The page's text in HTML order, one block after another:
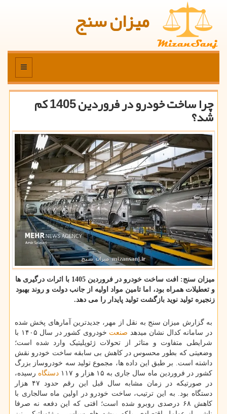
میزان سنج
منو
چرا ساخت خودرو در فروردین 1405 کم
شد؟
میزان سنج: افت ساخت خودرو در فروردین 1405 با اثرات درگیری ها
و تعطیلات همراه بود، اما تامین مواد اولیه از جانب دولت و روند بهبود
زنجیره تولید نوید بازگشت تولید پایدار را می دهد.
به گزارش میزان سنج به نقل از مهر، جدیدترین آمارهای پخش شده
در سامانه کدال نشان میدهد صنعت
خودروی کشور در سال ۱۴۰۵ با
شرایطی متفاوت و متاثر از تحولات ژئوپلیتیک وارد شده است؛
وضعیتی که بطور محسوس در کاهش بی سابقه ساخت خودرو نقش
داشته است. بر طبق این داده ها، مجموع تولید سه خودروساز بزرگ
کشور در فروردین ماه سال جاری به ۱۵ هزار و ۱۱۷
دستگاه رسیده،
در صورتیکه در زمان مشابه سال قبل این رقم حدود ۴۷ هزار
دستگاه بود. به این ترتیب، ساخت خودرو در اولین ماه سالجاری با
کاهش ۶۸ درصدی روبرو شده است؛ افتی که این دفعه نه صرفا